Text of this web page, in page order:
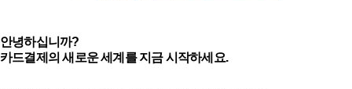
안녕하십니까?
카드결제의 새로운 세계를 지금 시작하세요.